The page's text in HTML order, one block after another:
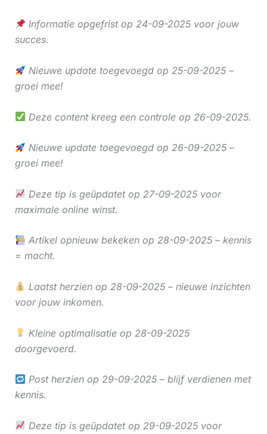
Informatie opgefrist op 24-09-2025 voor jouw
succes.
Nieuwe update toegevoegd op 25-09-2025 –
groei mee!
Deze content kreeg een controle op 26-09-2025.
Nieuwe update toegevoegd op 26-09-2025 –
groei mee!
Deze tip is geüpdatet op 27-09-2025 voor
maximale online winst.
Artikel opnieuw bekeken op 28-09-2025 – kennis
= macht.
Laatst herzien op 28-09-2025 – nieuwe inzichten
voor jouw inkomen.
Kleine optimalisatie op 28-09-2025
doorgevoerd.
Post herzien op 29-09-2025 – blijf verdienen met
kennis.
Deze tip is geüpdatet op 29-09-2025 voor